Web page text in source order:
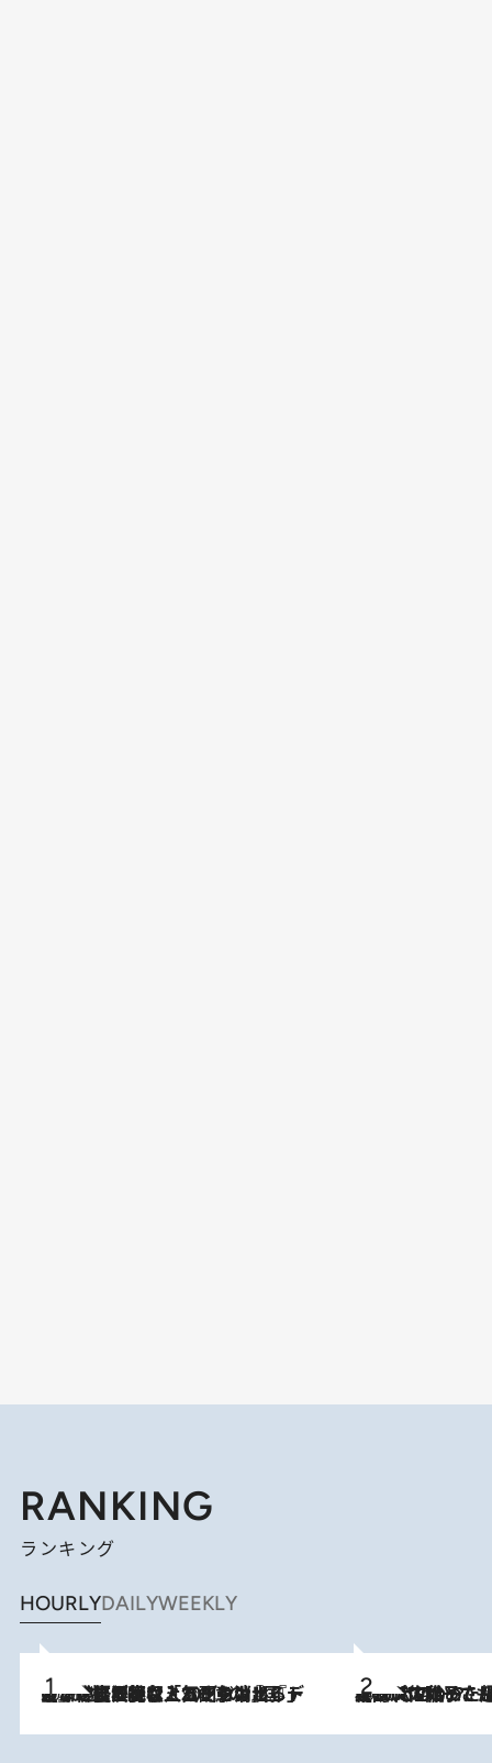
RANKING
ランキング
HOURLYDAILYWEEKLY
2026.8.5
【なぜ吉沢亮は「気配を消せる」のか？】興行収入208億の『国宝』を経て挑むミュージカル『ディア・エヴァン・ハンセン』。トップ俳優が舞台上でさらけ出した“孤独”とは 2026.8.5
【阿川佐和子さんの年とる力】なぜ70代で始めた趣味は“こんなに楽しい”のか？ ピアノ、俳句…スランプに陥っても続けられる“ある秘訣”とは